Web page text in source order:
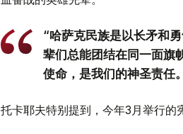
“哈萨克民族是以长矛和
辈们总能团结在同一面旗
使命，是我们的神圣责任
托卡耶夫特别提到，今年3月举行的